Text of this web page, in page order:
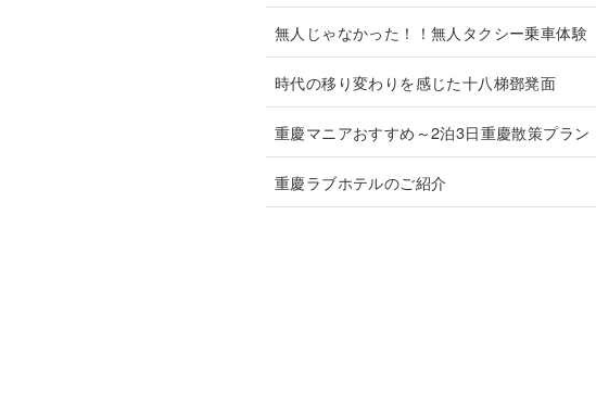
無人じゃなかった！！無人タクシー乗車体験
時代の移り変わりを感じた十八梯鄧凳面
重慶マニアおすすめ～2泊3日重慶散策プラン
重慶ラブホテルのご紹介